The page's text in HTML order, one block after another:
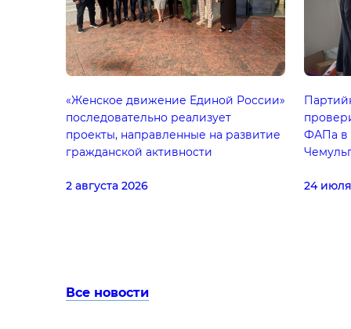
«Женское движение Единой России»
последовательно реализует
проекты, направленные на развитие
гражданской активности
2 августа 2026
ФАПа в
24
Все новости